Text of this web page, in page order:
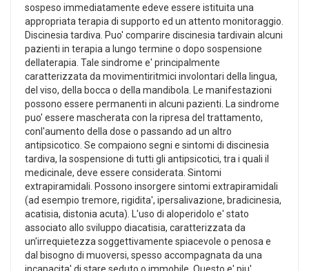
sospeso immediatamente edeve essere istituita una
appropriata terapia di supporto ed un attento monitoraggio.
Discinesia tardiva. Puo' comparire discinesia tardivain alcuni
pazienti in terapia a lungo termine o dopo sospensione
dellaterapia. Tale sindrome e' principalmente
caratterizzata da movimentiritmici involontari della lingua,
del viso, della bocca o della mandibola. Le manifestazioni
possono essere permanenti in alcuni pazienti. La sindrome
puo' essere mascherata con la ripresa del trattamento,
conl'aumento della dose o passando ad un altro
antipsicotico. Se compaiono segni e sintomi di discinesia
tardiva, la sospensione di tutti gli antipsicotici, tra i quali il
medicinale, deve essere considerata. Sintomi
extrapiramidali. Possono insorgere sintomi extrapiramidali
(ad esempio tremore, rigidita', ipersalivazione, bradicinesia,
acatisia, distonia acuta). L'uso di aloperidolo e' stato
associato allo sviluppo diacatisia, caratterizzata da
un'irrequietezza soggettivamente spiacevole o penosa e
dal bisogno di muoversi, spesso accompagnata da una
incapacita' di stare seduto o immobile. Questo e' piu'